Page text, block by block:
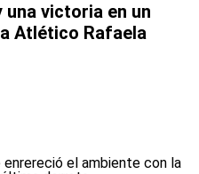
una victoria en un
Atlético Rafaela